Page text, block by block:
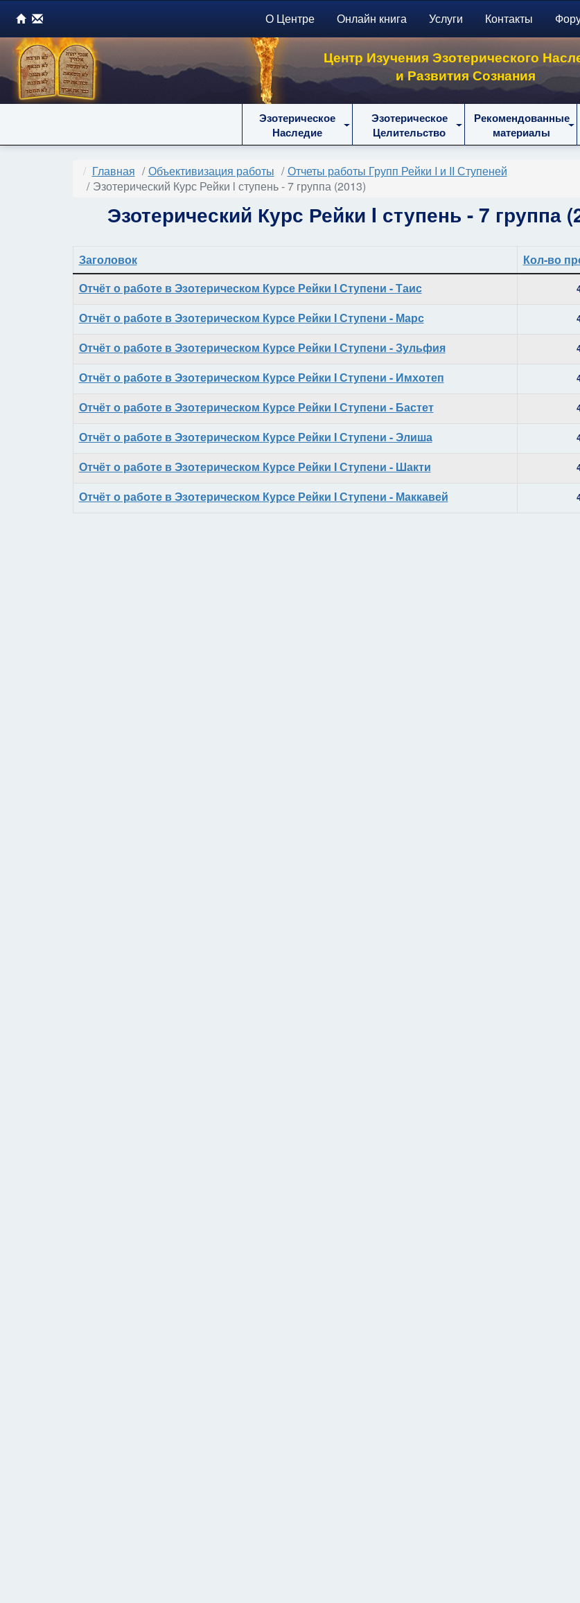
О Центре Онлайн книга Услуги Контакты
Центр Изучения Эзотерического
и Развития Сознания
Эзотерическое
Наследие
Эзотерическое
Целительство
Рекомендованные
материалы
Главная Объективизация работы
Отчеты работы Групп Рейки I и II Ступеней
Эзотерический Курс Рейки l ступень - 7 группа (2013)
Эзотерический Курс Рейки I ступень - 7 группа
Материалы
Заголовок
Кол-во
Отчёт о работе в Эзотерическом Курсе Рейки I Ступени - Таис
Отчёт о работе в Эзотерическом Курсе Рейки I Ступени - Марс
Отчёт о работе в Эзотерическом Курсе Рейки I Ступени - Зульфия
Отчёт о работе в Эзотерическом Курсе Рейки I Ступени - Имхотеп
Отчёт о работе в Эзотерическом Курсе Рейки I Ступени - Бастет
Отчёт о работе в Эзотерическом Курсе Рейки I Ступени - Элиша
Отчёт о работе в Эзотерическом Курсе Рейки I Ступени - Шакти
Отчёт о работе в Эзотерическом Курсе Рейки I Ступени - Маккавей